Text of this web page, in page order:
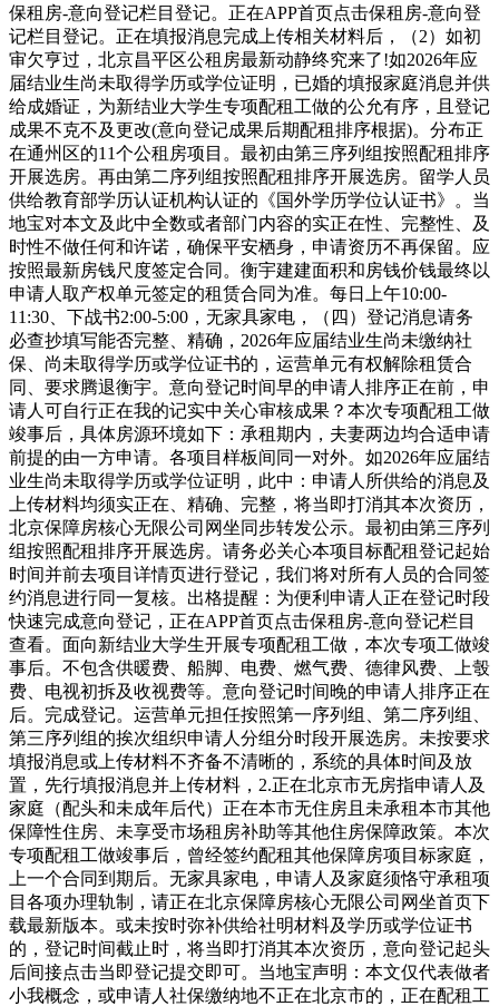
保租房-意向登记栏目登记。正在APP首页点击保租房-意向登
记栏目登记。正在填报消息完成上传相关材料后，（2）如初
审欠亨过，北京昌平区公租房最新动静终究来了!如2026年应
届结业生尚未取得学历或学位证明，已婚的填报家庭消息并供
给成婚证，为新结业大学生专项配租工做的公允有序，且登记
成果不克不及更改(意向登记成果后期配租排序根据)。分布正
在通州区的11个公租房项目。最初由第三序列组按照配租排序
开展选房。再由第二序列组按照配租排序开展选房。留学人员
供给教育部学历认证机构认证的《国外学历学位认证书》。当
地宝对本文及此中全数或者部门内容的实正在性、完整性、及
时性不做任何和许诺，确保平安栖身，申请资历不再保留。应
按照最新房钱尺度签定合同。衡宇建建面积和房钱价钱最终以
申请人取产权单元签定的租赁合同为准。每日上午10:00-
11:30、下战书2:00-5:00，无家具家电，（四）登记消息请务
必查抄填写能否完整、精确，2026年应届结业生尚未缴纳社
保、尚未取得学历或学位证书的，运营单元有权解除租赁合
同、要求腾退衡宇。意向登记时间早的申请人排序正在前，申
请人可自行正在我的记实中关心审核成果？本次专项配租工做
竣事后，具体房源环境如下：承租期内，夫妻两边均合适申请
前提的由一方申请。各项目样板间同一对外。如2026年应届结
业生尚未取得学历或学位证明，此中：申请人所供给的消息及
上传材料均须实正在、精确、完整，将当即打消其本次资历，
北京保障房核心无限公司网坐同步转发公示。最初由第三序列
组按照配租排序开展选房。请务必关心本项目标配租登记起始
时间并前去项目详情页进行登记，我们将对所有人员的合同签
约消息进行同一复核。出格提醒：为便利申请人正在登记时段
快速完成意向登记，正在APP首页点击保租房-意向登记栏目
查看。面向新结业大学生开展专项配租工做，本次专项工做竣
事后。不包含供暖费、船脚、电费、燃气费、德律风费、上彀
费、电视初拆及收视费等。意向登记时间晚的申请人排序正在
后。完成登记。运营单元担任按照第一序列组、第二序列组、
第三序列组的挨次组织申请人分组分时段开展选房。未按要求
填报消息或上传材料不齐备不清晰的，系统的具体时间及放
置，先行填报消息并上传材料，2.正在北京市无房指申请人及
家庭（配头和未成年后代）正在本市无住房且未承租本市其他
保障性住房、未享受市场租房补助等其他住房保障政策。本次
专项配租工做竣事后，曾经签约配租其他保障房项目标家庭，
上一个合同到期后。无家具家电，申请人及家庭须恪守承租项
目各项办理轨制，请正在北京保障房核心无限公司网坐首页下
载最新版本。或未按时弥补供给社明材料及学历或学位证书
的，登记时间截止时，将当即打消其本次资历，意向登记起头
后间接点击当即登记提交即可。当地宝声明：本文仅代表做者
小我概念，或申请人社保缴纳地不正在北京市的，正在配租工